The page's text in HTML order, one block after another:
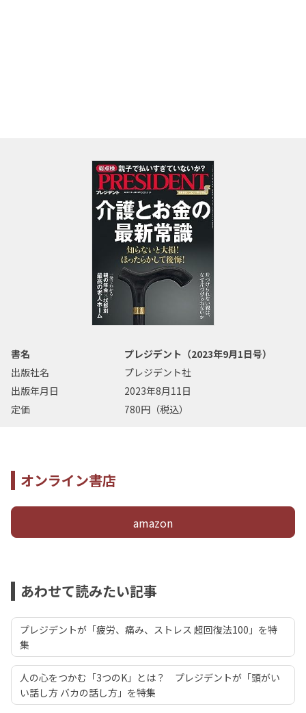
書名
プレジデント（2023年9月1日号）
出版社名
プレジデント社
出版年月日
2023年8月11日
定価
780円（税込）
オンライン書店
amazon
あわせて読みたい記事
プレジデントが「疲労、痛み、ストレス 超回復法100」を特
集
人の心をつかむ「3つのK」とは？ プレジデントが「頭がい
い話し方 バカの話し方」を特集